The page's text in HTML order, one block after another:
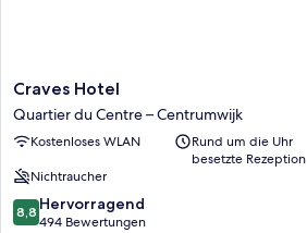
Craves
Hotel
Quartier
du
Centre
–
Centrumwijk
Craves Hotel
Quartier du Centre – Centrumwijk
Kostenloses WLAN
Rund um die Uhr
besetzte Rezeption
Nichtraucher
8.8
von
8,8 Hervorragend
494 Bewertungen